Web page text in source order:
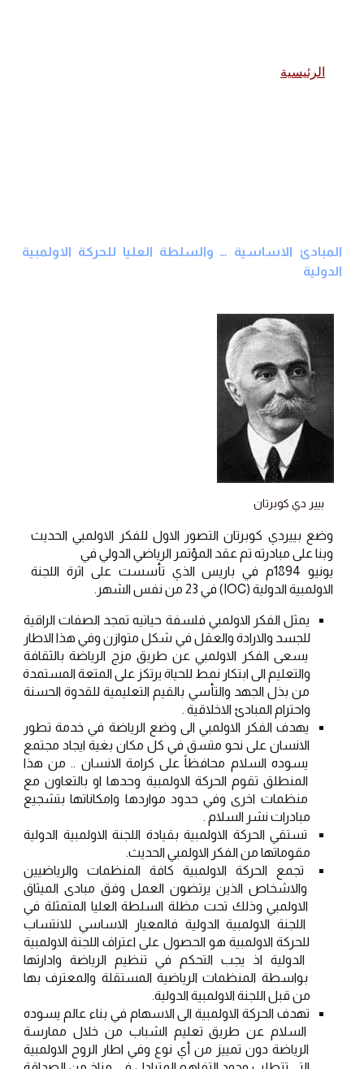
الرئيسية
الدولية
بيير دي كوبرتان
وبنا على مبادرته تم عقد المؤتمر الرياضي الدولي في
الاولمبية الدولية (IOC) في 23 من نفس الشهر.
واحترام المبادئ الاخلاقية .
مبادرات نشر السلام .
مقوماتها من الفكر الاولمبي الحديث.
من قبل اللجنة الاولمبية الدولية.